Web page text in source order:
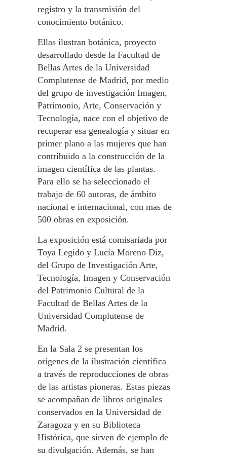
registro y la transmisión del
conocimiento botánico.
Ellas ilustran botánica, proyecto
desarrollado desde la Facultad de
Bellas Artes de la Universidad
Complutense de Madrid, por medio
del grupo de investigación Imagen,
Patrimonio, Arte, Conservación y
Tecnología, nace con el objetivo de
recuperar esa genealogía y situar en
primer plano a las mujeres que han
contribuido a la construcción de la
imagen científica de las plantas.
Para ello se ha seleccionado el
trabajo de 60 autoras, de ámbito
nacional e internacional, con mas de
500 obras en exposición.
La exposición está comisariada por
Toya Legido y Lucía Moreno Diz,
del Grupo de Investigación Arte,
Tecnología, Imagen y Conservación
del Patrimonio Cultural de la
Facultad de Bellas Artes de la
Universidad Complutense de
Madrid.
En la Sala 2 se presentan los
orígenes de la ilustración científica
a través de reproducciones de obras
de las artistas pioneras. Estas piezas
se acompañan de libros originales
conservados en la Universidad de
Zaragoza y en su Biblioteca
Histórica, que sirven de ejemplo de
su divulgación. Además, se han